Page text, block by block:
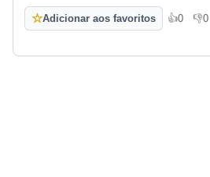
☆Adicionar aos favoritos 👍0
Gosto 👎0